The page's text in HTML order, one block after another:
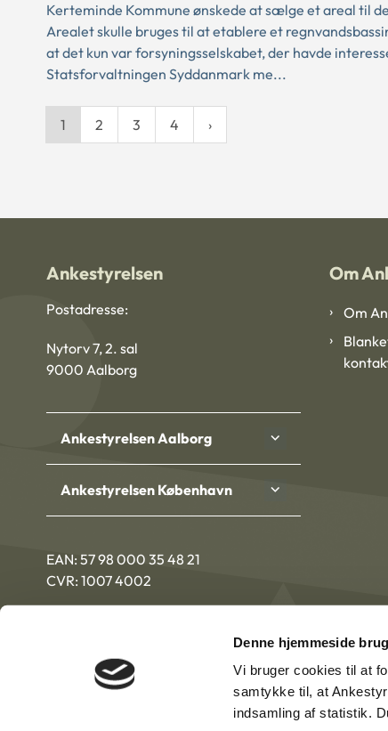
Denne hjemmeside
Vi bruger cookies til at
samtykke til, at
indsamling af statistik.
Kerteminde Kommune ønskede at sælge et areal til
Arealet skulle bruges til at etablere et
at det kun var forsyningsselskabet, der havde
Statsforvaltningen Syddanmark me...
1 2 3 4
Ankestyrelsen
Postadresse:
Nytorv 7, 2. sal
9000 Aalborg
Ankestyrelsen Aalborg
Ankestyrelsen København
EAN: 57 98 000 35 48 21
CVR: 1007 4002
Om
Om